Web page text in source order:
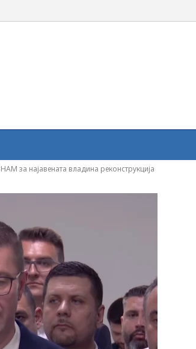
за најавената владина реконструкција